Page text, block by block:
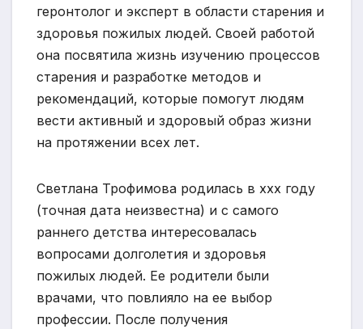
геронтолог и эксперт в области старения и
здоровья пожилых людей. Своей работой
она посвятила жизнь изучению процессов
старения и разработке методов и
рекомендаций, которые помогут людям
вести активный и здоровый образ жизни
на протяжении всех лет.
Светлана Трофимова родилась в xxx году
(точная дата неизвестна) и с самого
раннего детства интересовалась
вопросами долголетия и здоровья
пожилых людей. Ее родители были
врачами, что повлияло на ее выбор
профессии. После получения